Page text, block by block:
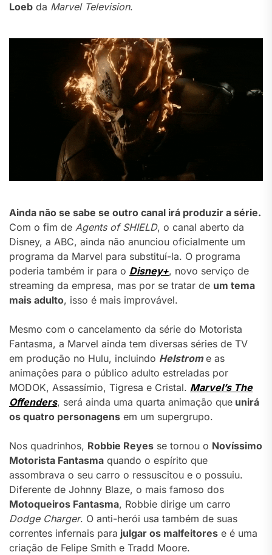
Loeb da Marvel Television.
Ainda não se sabe se outro canal irá produzir a série.
Com o fim de Agents of SHIELD, o canal aberto da
Disney, a ABC, ainda não anunciou oficialmente um
programa da Marvel para substituí-la. O programa
poderia também ir para o Disney+, novo serviço de
streaming da empresa, mas por se tratar de um tema
mais adulto, isso é mais improvável.
Mesmo com o cancelamento da série do Motorista
Fantasma, a Marvel ainda tem diversas séries de TV
em produção no Hulu, incluindo Helstrome as
animações para o público adulto estreladas por
MODOK, Assassímio, Tigresa e Cristal. Marvel’s The
Offenders, será ainda uma quarta animação que unirá
os quatro personagens em um supergrupo.
Nos quadrinhos, Robbie Reyes se tornou o Novíssimo
Motorista Fantasma quando o espírito que
assombrava o seu carro o ressuscitou e o possuiu.
Diferente de Johnny Blaze, o mais famoso dos
Motoqueiros Fantasma, Robbie dirige um carro
Dodge Charger. O anti-herói usa também de suas
correntes infernais para julgar os malfeitores e é uma
criação de Felipe Smith e Tradd Moore.